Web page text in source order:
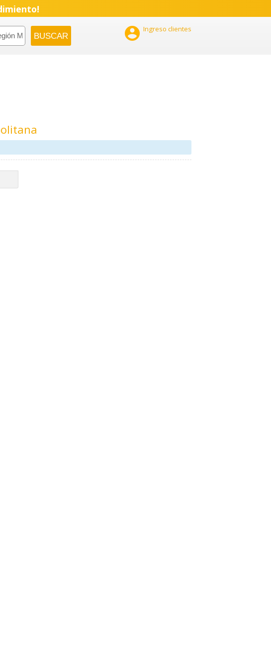
 Ingreso clientes